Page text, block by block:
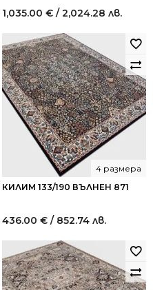
1,035.00 € / 2,024.28 лв.
КИЛИМ 133/190 ВЪЛНЕН 871
4 размера
436.00 € / 852.74 лв.